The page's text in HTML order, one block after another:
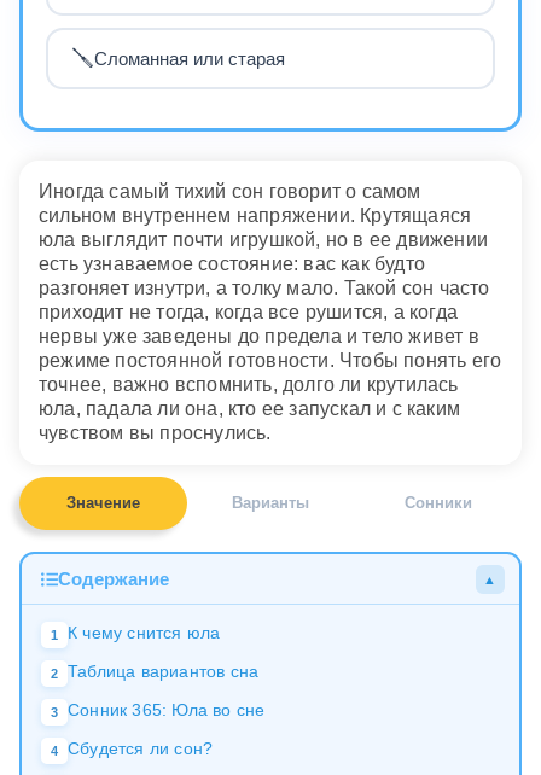
🪛Сломанная или старая
Иногда самый тихий сон говорит о самом
сильном внутреннем напряжении. Крутящаяся
юла выглядит почти игрушкой, но в ее движении
есть узнаваемое состояние: вас как будто
разгоняет изнутри, а толку мало. Такой сон часто
приходит не тогда, когда все рушится, а когда
нервы уже заведены до предела и тело живет в
режиме постоянной готовности. Чтобы понять его
точнее, важно вспомнить, долго ли крутилась
юла, падала ли она, кто ее запускал и с каким
чувством вы проснулись.
Значение Варианты Сонники
Содержание ▲
1 К чему снится юла
2 Таблица вариантов сна
3 Сонник 365: Юла во сне
4 Сбудется ли сон?